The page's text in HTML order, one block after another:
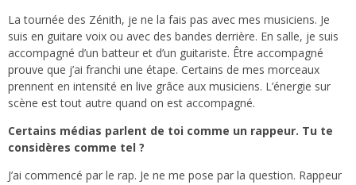
La tournée des Zénith, je ne la fais pas avec mes musiciens. Je
suis en guitare voix ou avec des bandes derrière. En salle, je suis
accompagné d’un batteur et d’un guitariste. Être accompagné
prouve que j’ai franchi une étape. Certains de mes morceaux
prennent en intensité en live grâce aux musiciens. L’énergie sur
scène est tout autre quand on est accompagné.
Certains médias parlent de toi comme un rappeur. Tu te
considères comme tel ?
J’ai commencé par le rap. Je ne me pose par la question. Rappeur